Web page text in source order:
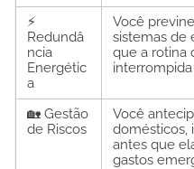
⚡
Redundâ
ncia
Energétic
a
Você
sistemas de
que a rotina
🏡 Gestão
de Riscos
Você
domésticos,
antes que
gastos